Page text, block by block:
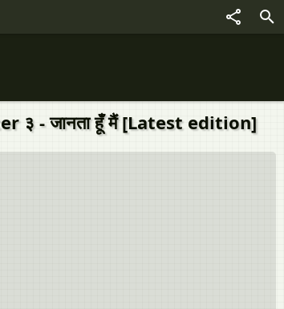
- जानता हूँ मैं [Latest edition]